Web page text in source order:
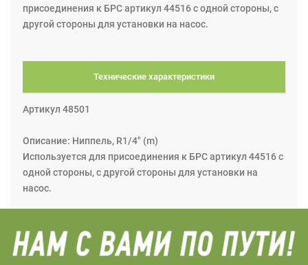
присоединения к БРС артикул 44516 с одной стороны, с
другой стороны для установки на насос.
Технические характеристики
Артикул 48501
Описание: Ниппель, R1/4" (m)
Используется для присоединения к БРС артикул 44516 с
одной стороны, с другой стороны для установки на
насос.